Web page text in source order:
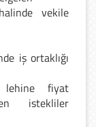
vekile
iş ortaklığı
fiyat
istekliler